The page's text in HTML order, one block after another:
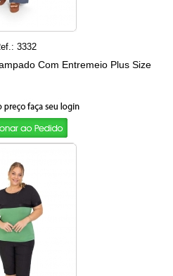
3332
Com Entremeio Plus Size